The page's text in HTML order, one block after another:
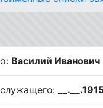
Василий